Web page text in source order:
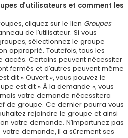
d’utilisateurs et comment les
cliquez sur le lien Groupes
de l’utilisateur. Si vous
sélectionnez le groupe
approprié. Toutefois, tous les
accès. Certains peuvent nécessiter
fermés et d’autres peuvent même
dit « Ouvert », vous pouvez le
est dit « À la demande », vous
votre demande nécessitera
de groupe. Ce dernier pourra vous
rejoindre le groupe et ainsi
votre demande. N’importunez pas
votre demande, il a sûrement ses